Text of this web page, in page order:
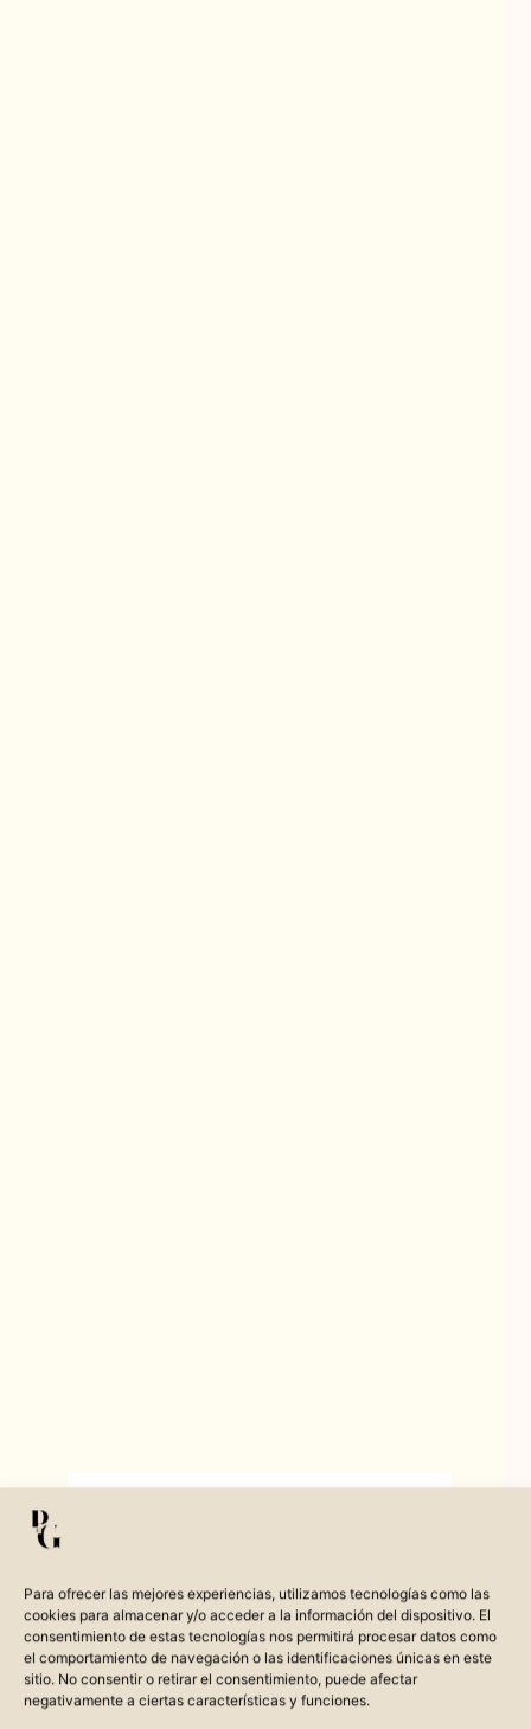
Para ofrecer las mejores experiencias, utilizamos tecnologías como las
cookies para almacenar y/o acceder a la información del dispositivo. El
consentimiento de estas tecnologías nos permitirá procesar datos como
el comportamiento de navegación o las identificaciones únicas en este
sitio. No consentir o retirar el consentimiento, puede afectar
negativamente a ciertas características y funciones.